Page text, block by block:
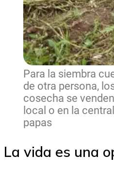
Para la siembra
de otra persona,
cosecha se
local o en la
papas
La vida es una